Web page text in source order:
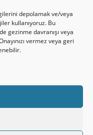
depolamak ve/veya
kullanıyoruz. Bu
gezinme davranışı veya
vermez veya geri
Bize Yazın
İzleyin